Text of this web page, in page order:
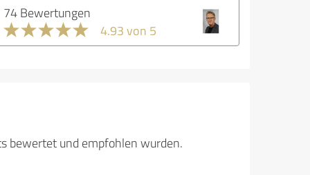
74 Bewertungen
4.93 von 5
bewertet und empfohlen wurden.